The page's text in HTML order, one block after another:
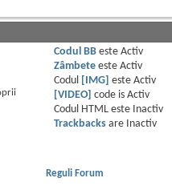
Codul BBeste Activ
Zâmbeteeste Activ
Codul
[IMG] este Activ
[VIDEO]
code is Activ
Codul HTML este
Inactiv
Trackbacksare
Inactiv
Reguli Forum